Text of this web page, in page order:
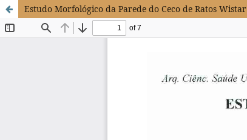
Estudo Morfológico da Parede do Ceco de Ratos Wistar